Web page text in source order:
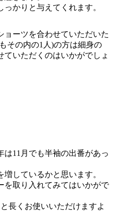
かりと与えてくれます。
ョーツを合わせていただいた
その内の1人)の方は細身の
ていただくのはいかがでしょ
11月でも半袖の出番があっ
しているかと思います。
を取り入れてみてはいかがで
長くお使いいただけますよ